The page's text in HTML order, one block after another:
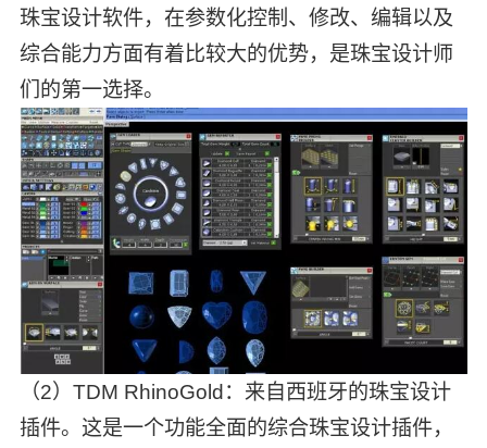
珠宝设计软件，在参数化控制、修改、编辑以及
综合能力方面有着比较大的优势，是珠宝设计师
们的第一选择。
（2）TDM RhinoGold：来自西班牙的珠宝设计
插件。这是一个功能全面的综合珠宝设计插件，